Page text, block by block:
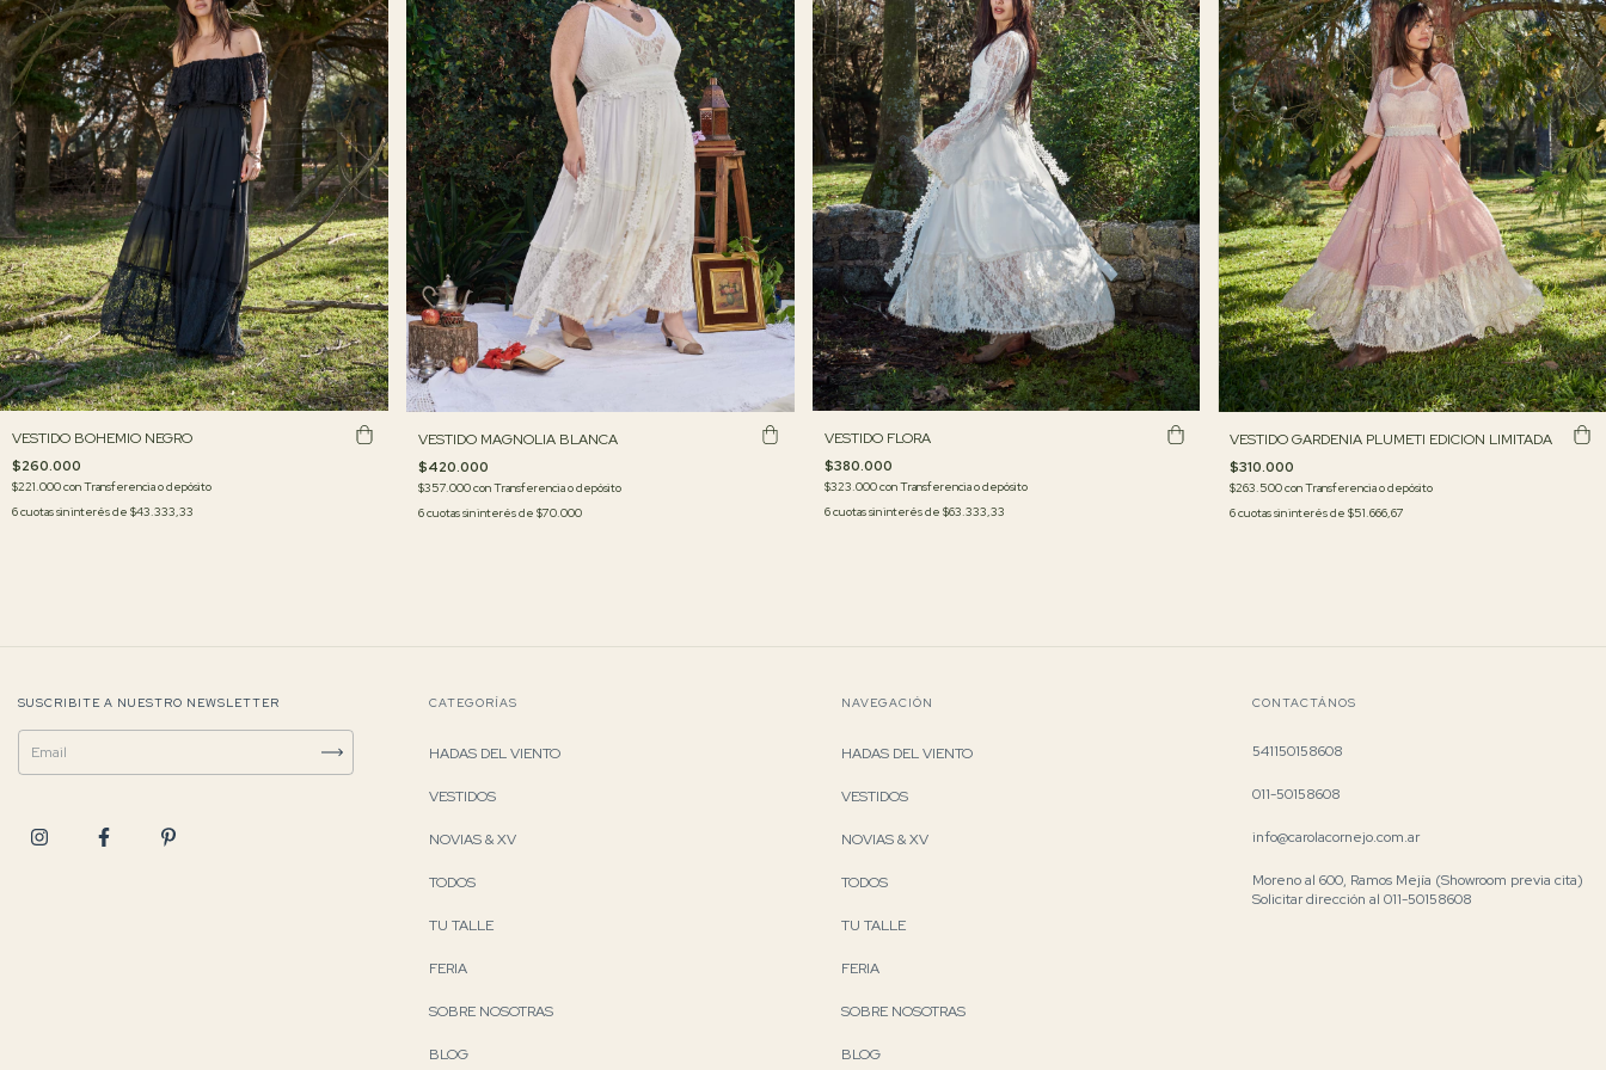
VESTIDO BOHEMIO NEGRO
$260.000
$221.000conTransferencia o depósito
6cuotas sin interés de $43.333,33
VESTIDO MAGNOLIA BLANCA
$420.000
$357.000conTransferencia o depósito
6cuotas sin interés de $70.000
VESTIDO FLORA
$380.000
$323.000conTransferencia o depósito
6cuotas sin interés de $63.333,33
VESTIDO GARDENIA PLUMETI EDICION LIMITADA
$310.000
$263.500conTransferencia o depósito
6cuotas sin interés de$51.666,67
SUSCRIBITE A NUESTRO NEWSLETTER CATEGORÍAS
HADAS DEL VIENTO
VESTIDOS
NOVIAS & XV
TODOS
TU TALLE
FERIA
SOBRE NOSOTRAS
BLOG
NAVEGACIÓN
HADAS DEL VIENTO
VESTIDOS
NOVIAS & XV
TODOS
TU TALLE
FERIA
SOBRE NOSOTRAS
BLOG
CONTACTÁNOS
541150158608
011-50158608
info@carolacornejo.com.ar
Moreno al 600, Ramos Mejía (Showroom previa cita)
Solicitar dirección al 011-50158608